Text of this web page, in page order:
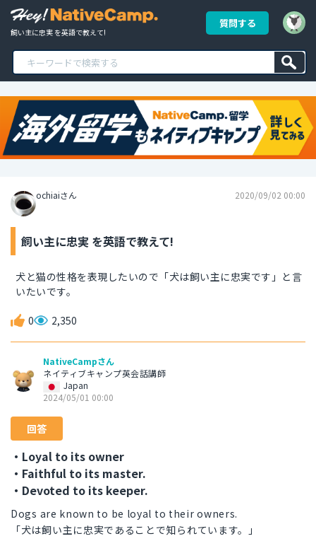
飼い主に忠実 を英語で教えて!
質問する
ochiaiさん 2020/09/02 00:00
飼い主に忠実 を英語で教えて!
犬と猫の性格を表現したいので「犬は飼い主に忠実です」と言
いたいです。
0 2,350
NativeCampさん
ネイティブキャンプ英会話講師
Japan
2024/05/01 00:00
回答
・Loyal to its owner
・Faithful to its master.
・Devoted to its keeper.
Dogs are known to be loyal to their owners.
「犬は飼い主に忠実であることで知られています。」